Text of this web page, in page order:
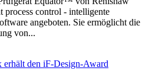
control - intelligente
angeboten. Sie ermöglicht die
von...